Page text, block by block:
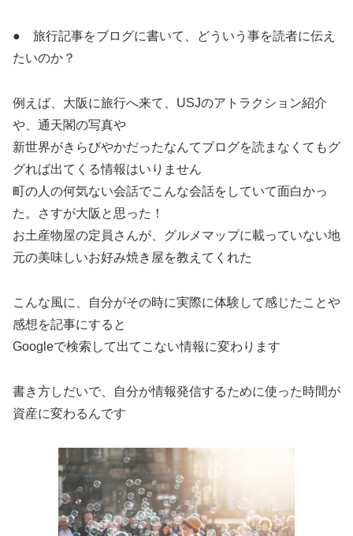
● 旅行記事をブログに書いて、どういう事を読者に伝え
たいのか？
例えば、大阪に旅行へ来て、USJのアトラクション紹介
や、通天閣の写真や
新世界がきらびやかだったなんてブログを読まなくてもグ
グれば出てくる情報はいりません
町の人の何気ない会話でこんな会話をしていて面白かっ
た。さすが大阪と思った！
お土産物屋の定員さんが、グルメマップに載っていない地
元の美味しいお好み焼き屋を教えてくれた
こんな風に、自分がその時に実際に体験して感じたことや
感想を記事にすると
Googleで検索して出てこない情報に変わります
書き方しだいで、自分が情報発信するために使った時間が
資産に変わるんです